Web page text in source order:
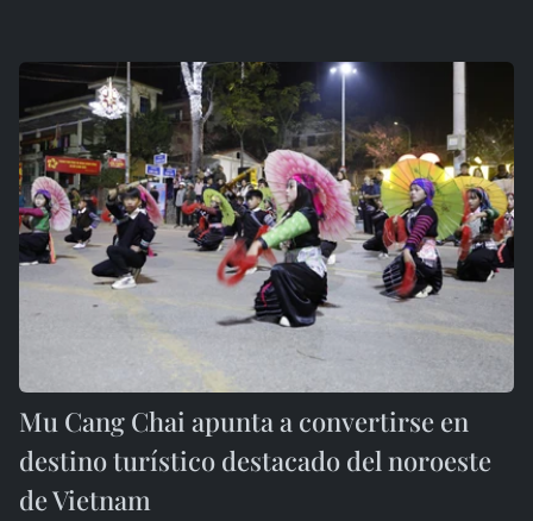
Mu Cang Chai apunta a convertirse en
destino turístico destacado del noroeste
de Vietnam